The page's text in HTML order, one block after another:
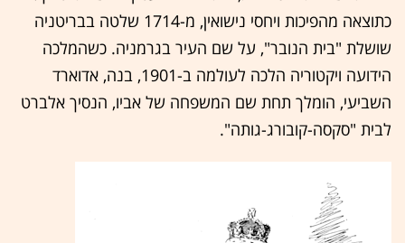
כתוצאה מהפיכות ויחסי נישואין, מ-1714 שלטה בבריטניה
שושלת "בית הנובר", על שם העיר בגרמניה. כשהמלכה
הידועה ויקטוריה הלכה לעולמה ב-1901, בנה, אדוארד
השביעי, הומלך תחת שם המשפחה של אביו, הנסיך אלברט
לבית "סקסה-קובורג-גותה".